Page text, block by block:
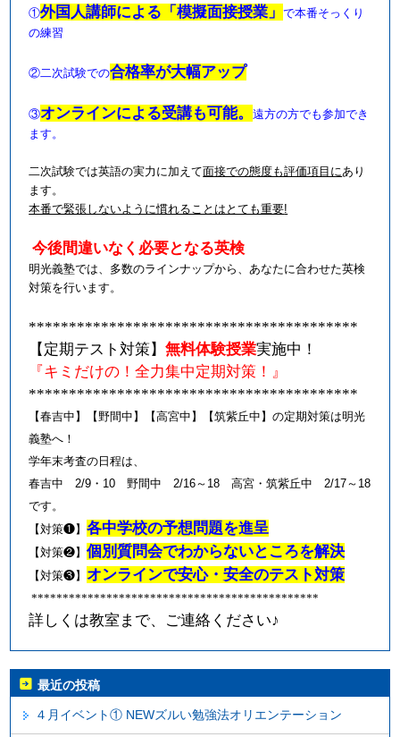
①外国人講師による「模擬面接授業」で本番そっくり
の練習
②二次試験での合格率が大幅アップ
③オンラインによる受講も可能。遠方の方でも参加でき
ます。
二次試験では英語の実力に加えて面接での態度も評価項目にあり
ます。
本番で緊張しないように慣れることはとても重要!
今後間違いなく必要となる英検
明光義塾では、多数のラインナップから、あなたに合わせた英検
対策を行います。
*****************************************
【定期テスト対策】無料体験授業実施中！
『キミだけの！全力集中定期対策！』
*****************************************
【春吉中】【野間中】【高宮中】【筑紫丘中】の定期対策は明光
義塾へ！
学年末考査の日程は、
春吉中2/9 ・ 10 野間中2/16～18 高宮・筑紫丘中2/17～18
です。
【対策❶】各中学校の予想問題を進呈
【対策❷】個別質問会でわからないところを解決
【対策❸】 オンラインで安心・安全のテスト対策
**********************************************
詳しくは教室まで、ご連絡ください♪
最近の投稿
４月イベント① NEWズルい勉強法オリエンテーション